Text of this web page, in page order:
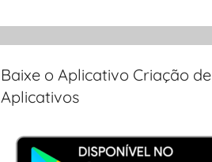
Baixe o Aplicativo Criação de
Aplicativos